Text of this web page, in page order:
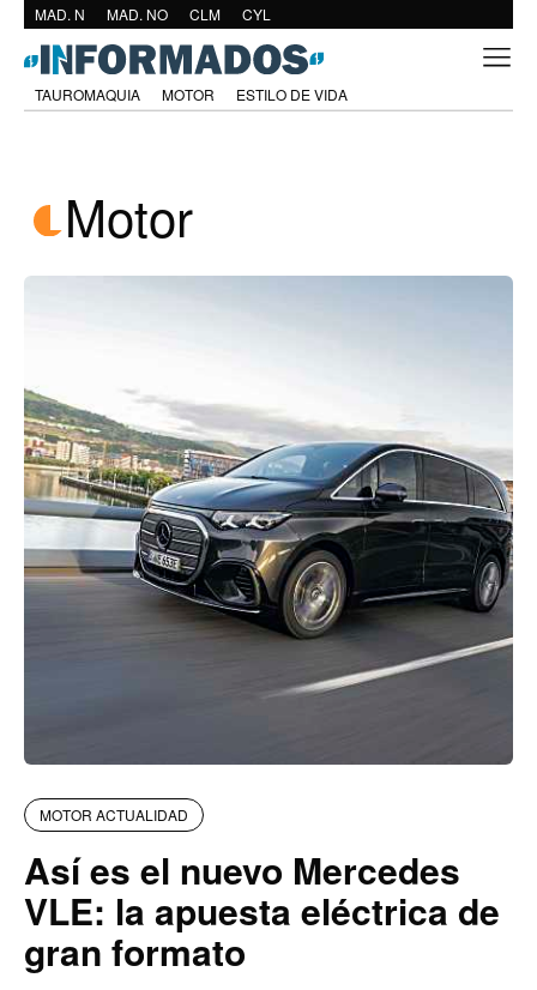
MAD. N MAD. NO CLM CYL
TAUROMAQUIA MOTOR ESTILO DE VIDA
Motor
MOTOR ACTUALIDAD
Así es el nuevo Mercedes
VLE: la apuesta eléctrica de
gran formato